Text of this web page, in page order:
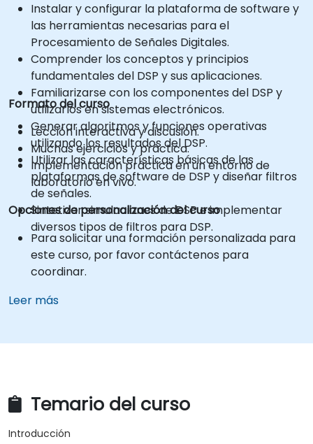
Instalar y configurar la plataforma de software y
las herramientas necesarias para el
Procesamiento de Señales Digitales.
Comprender los conceptos y principios
fundamentales del DSP y sus aplicaciones.
Familiarizarse con los componentes del DSP y
utilizarlos en sistemas electrónicos.
Generar algoritmos y funciones operativas
utilizando los resultados del DSP.
Utilizar las características básicas de las
plataformas de software de DSP y diseñar filtros
de señales.
Sintetizar simulaciones de DSP e implementar
diversos tipos de filtros para DSP.
Formato del curso
Lección interactiva y discusión.
Muchas ejercicios y práctica.
Implementación práctica en un entorno de
laboratorio en vivo.
Opciones de personalización del curso
Para solicitar una formación personalizada para
este curso, por favor contáctenos para
coordinar.
Leer más
Temario del curso
Introducción